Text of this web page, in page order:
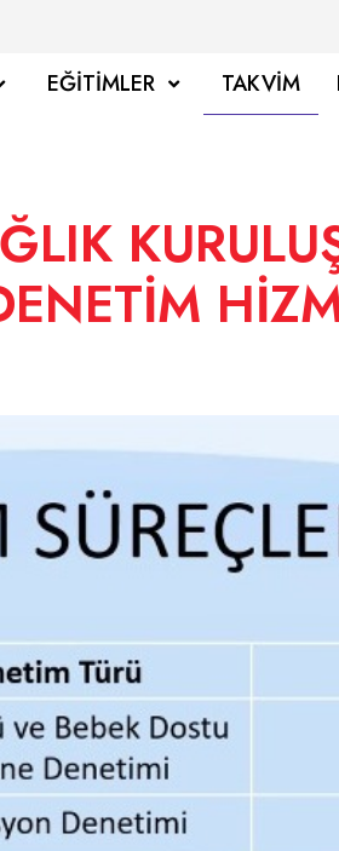
EĞITIMLER TAKVIM